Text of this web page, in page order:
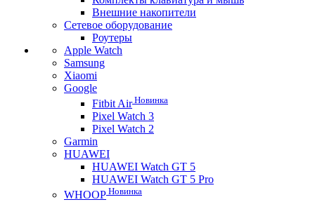
Внешние накопители
Сетевое оборудование
Роутеры
Apple Watch
Samsung
Xiaomi
Google
Fitbit AirНовинка
Pixel Watch 3
Pixel Watch 2
Garmin
HUAWEI
HUAWEI Watch GT 5
HUAWEI Watch GT 5 Pro
WHOOP Новинка